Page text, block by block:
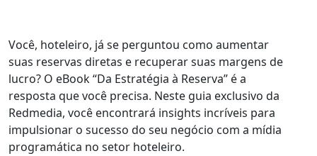
Você, hoteleiro, já se perguntou como aumentar
suas reservas diretas e recuperar suas margens de
lucro? O eBook “Da Estratégia à Reserva” é a
resposta que você precisa. Neste guia exclusivo da
Redmedia, você encontrará insights incríveis para
impulsionar o sucesso do seu negócio com a mídia
programática no setor hoteleiro.